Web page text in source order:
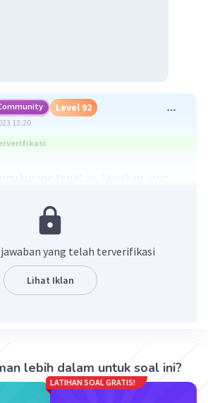
Level 92
13:20
organ tumbuhan yang berfungsi
pembuatan makanan
tumbuhan karena memiliki
2023 15:18
jawaban yang telah terverifikasi
Lihat Iklan
lebih dalam untuk soal ini?
LATIHAN SOAL GRATIS!